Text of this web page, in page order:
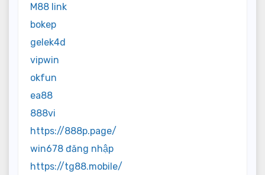
M88 link
bokep
gelek4d
vipwin
okfun
ea88
888vi
https://888p.page/
win678 đăng nhập
https://tg88.mobile/